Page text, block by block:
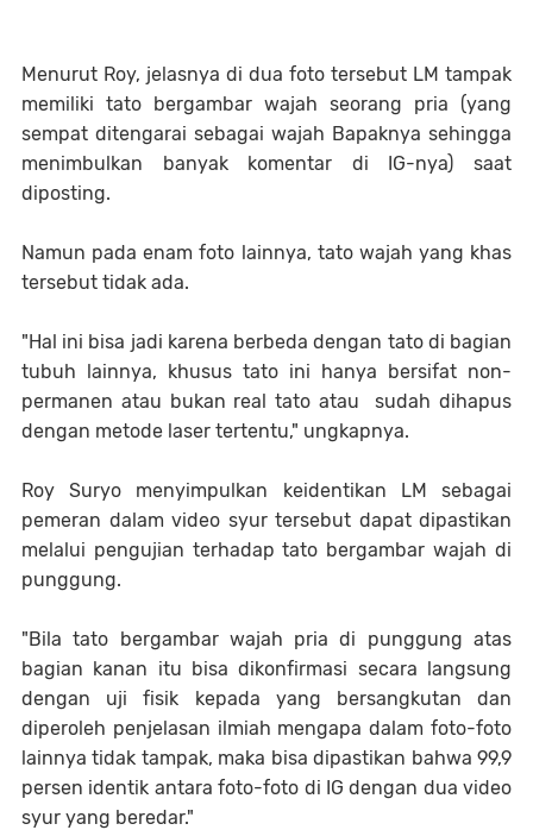
Menurut Roy, jelasnya di dua foto tersebut LM tampak
memiliki tato bergambar wajah seorang pria (yang
sempat ditengarai sebagai wajah Bapaknya sehingga
menimbulkan banyak komentar di IG-nya) saat
diposting.
Namun pada enam foto lainnya, tato wajah yang khas
tersebut tidak ada.
"Hal ini bisa jadi karena berbeda dengan tato di bagian
tubuh lainnya, khusus tato ini hanya bersifat non-
permanen atau bukan real tato atau sudah dihapus
dengan metode laser tertentu," ungkapnya.
Roy Suryo menyimpulkan keidentikan LM sebagai
pemeran dalam video syur tersebut dapat dipastikan
melalui pengujian terhadap tato bergambar wajah di
punggung.
"Bila tato bergambar wajah pria di punggung atas
bagian kanan itu bisa dikonfirmasi secara langsung
dengan uji fisik kepada yang bersangkutan dan
diperoleh penjelasan ilmiah mengapa dalam foto-foto
lainnya tidak tampak, maka bisa dipastikan bahwa 99,9
persen identik antara foto-foto di IG dengan dua video
syur yang beredar."